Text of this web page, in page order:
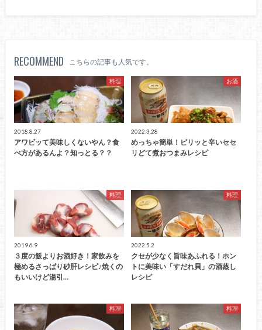
RECOMMEND こちらの記事も人気です。
料理
2018.8.27
アワビッて美味しくないやん？食
べ方があるんよ？知っとる？？
お酒
2022.3.28
めっちゃ簡単！ピリッと辛いセセ
リどて煮おつまみレシピ
料理
2019.6.9
３度の飯よりお酒好き！家飲みを
極めるさっぱり砂肝レシピ♪焼くの
もいいけど湯引…
料理
2022.5.2
クセが少なく旨味あふれる！ホン
トに美味い「すだれ貝」の酒蒸し
レシピ
料理 料理